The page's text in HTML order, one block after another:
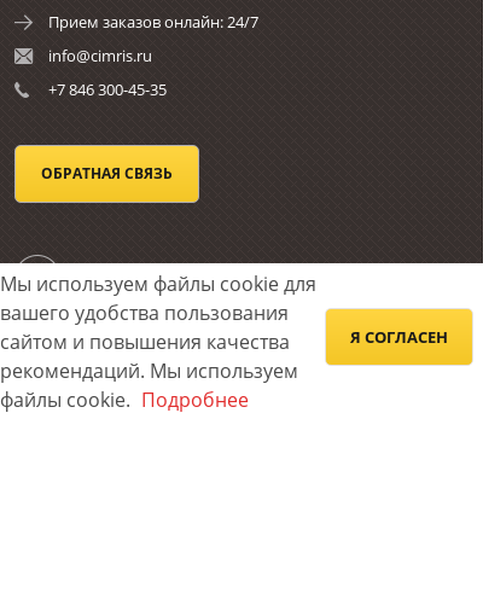
Мы используем файлы cookie для
вашего удобства пользования
сайтом и повышения качества
рекомендаций. Мы используем
файлы cookie. Подробнее
Я СОГЛАСЕН
Прием заказов онлайн: 24/7
info@cimris.ru
+7 846 300-45-35
ОБРАТНАЯ СВЯЗЬ